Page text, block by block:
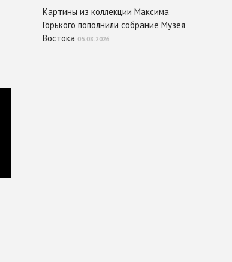
Картины из коллекции Максима
Горького пополнили собрание Музея
Востока 05.08.2026